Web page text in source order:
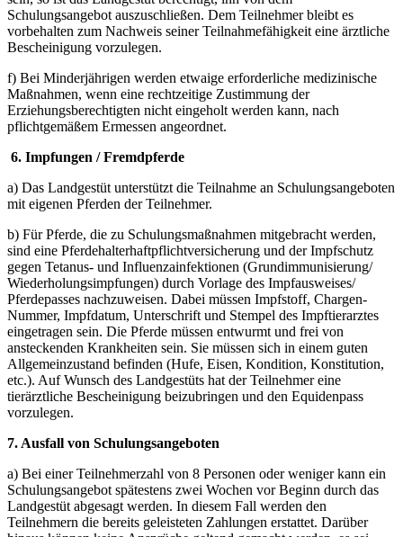
Schulungsangebot auszuschließen. Dem Teilnehmer bleibt es
vorbehalten zum Nachweis seiner Teilnahmefähigkeit eine ärztliche
Bescheinigung vorzulegen.
f) Bei Minderjährigen werden etwaige erforderliche medizinische
Maßnahmen, wenn eine rechtzeitige Zustimmung der
Erziehungsberechtigten nicht eingeholt werden kann, nach
pflichtgemäßem Ermessen angeordnet.
6. Impfungen / Fremdpferde
a) Das Landgestüt unterstützt die Teilnahme an Schulungsangeboten
mit eigenen Pferden der Teilnehmer.
b) Für Pferde, die zu Schulungsmaßnahmen mitgebracht werden,
sind eine Pferdehalterhaftpflichtversicherung und der Impfschutz
gegen Tetanus- und Influenzainfektionen (Grundimmunisierung/
Wiederholungsimpfungen) durch Vorlage des Impfausweises/
Pferdepasses nachzuweisen. Dabei müssen Impfstoff, Chargen-
Nummer, Impfdatum, Unterschrift und Stempel des Impftierarztes
eingetragen sein. Die Pferde müssen entwurmt und frei von
ansteckenden Krankheiten sein. Sie müssen sich in einem guten
Allgemeinzustand befinden (Hufe, Eisen, Kondition, Konstitution,
etc.). Auf Wunsch des Landgestüts hat der Teilnehmer eine
tierärztliche Bescheinigung beizubringen und den Equidenpass
vorzulegen.
7. Ausfall von Schulungsangeboten
a) Bei einer Teilnehmerzahl von 8 Personen oder weniger kann ein
Schulungsangebot spätestens zwei Wochen vor Beginn durch das
Landgestüt abgesagt werden. In diesem Fall werden den
Teilnehmern die bereits geleisteten Zahlungen erstattet. Darüber